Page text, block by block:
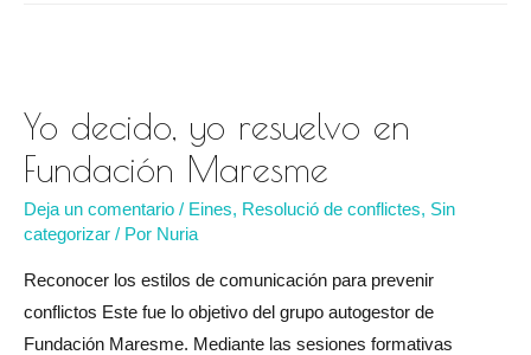
Fundació
Tallers
Yo decido, yo resuelvo en
Fundación Maresme
Deja un comentario / Eines, Resolució de conflictes, Sin
categorizar / Por Nuria
Reconocer los estilos de comunicación para prevenir
conflictos Este fue lo objetivo del grupo autogestor de
Fundación Maresme. Mediante las sesiones formativas